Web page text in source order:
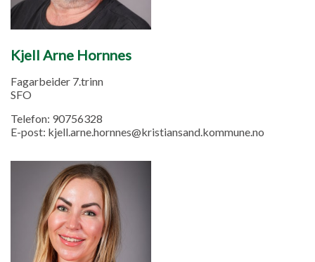
Kjell Arne Hornnes
Fagarbeider 7.trinn
SFO
Telefon: 90756328
E-post: kjell.arne.hornnes@kristiansand.kommune.no